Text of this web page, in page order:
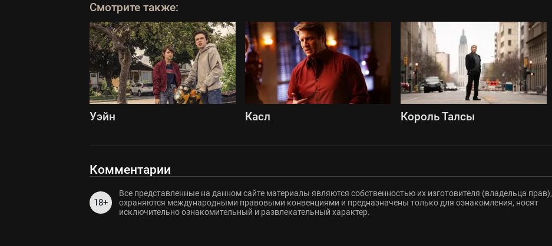
Смотрите также:
Уэйн Касл Король Талсы
Комментарии
18+
Все представленные на данном сайте материалы являются собственностью их изготовителя (владельца прав),
охраняются международными правовыми конвенциями и предназначены только для ознакомления, носят
исключительно ознакомительный и развлекательный характер.